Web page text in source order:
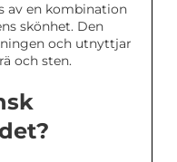
av en kombination
skönhet. Den
och utnyttjar
och sten.